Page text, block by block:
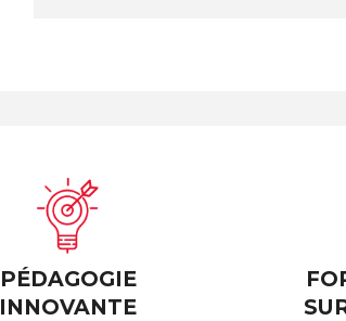
PÉDAGOGIE
INNOVANTE